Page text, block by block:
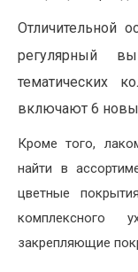
Отличительной
регулярный
тематических
включают 6
Кроме того,
найти в
цветные
закрепляющие